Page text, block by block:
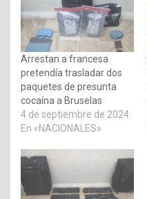
Arrestan a francesa
pretendía trasladar dos
paquetes de presunta
cocaína a Bruselas
4 de septiembre de 2024
En «NACIONALES»